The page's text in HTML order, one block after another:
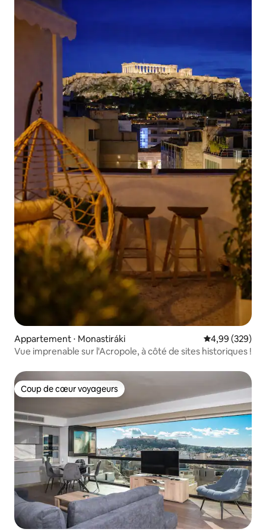
Appartement ⋅ Monastiráki Évaluation
4,99 (329)
Vue imprenable sur l'Acropole, à côté de sites historiques !
Coup de cœur voyageurs
Coup de cœur voyageurs